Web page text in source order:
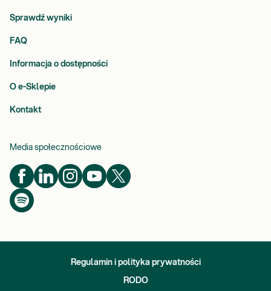
Sprawdź wyniki
FAQ
Informacja o dostępności
O e-Sklepie
Kontakt
Media społecznościowe
Regulamin i polityka prywatności
RODO